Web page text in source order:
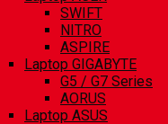
SWIFT
NITRO
ASPIRE
Laptop GIGABYTE
G5 / G7 Series
AORUS
Laptop ASUS